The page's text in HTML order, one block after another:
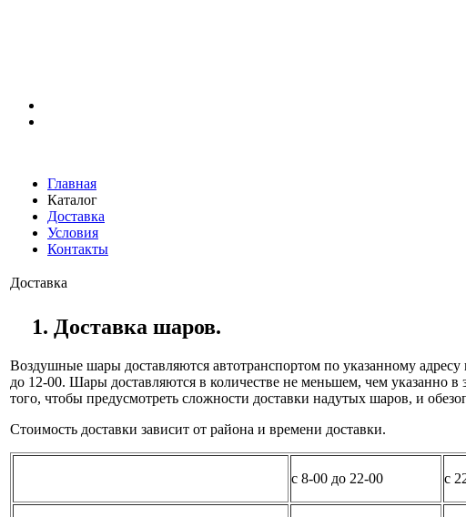
Главная
Каталог
Доставка
Условия
Контакты
Доставка
1. Доставка шаров.
Воздушные шары доставляются автотранспортом по указанному
до 12-00. Шары доставляются в количестве не меньшем, чем указанно
того, чтобы предусмотреть сложности доставки надутых шаров, и
Стоимость доставки зависит от района и времени доставки.
с 8-00 до 22-00 с